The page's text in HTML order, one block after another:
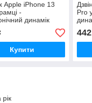
Apple iPhone 13
-
динамік
Китай)
Купити
Pro
442